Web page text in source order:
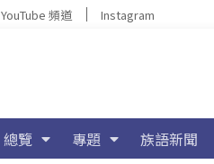
YouTube 頻道 Instagram
總覽 專題 族語新聞